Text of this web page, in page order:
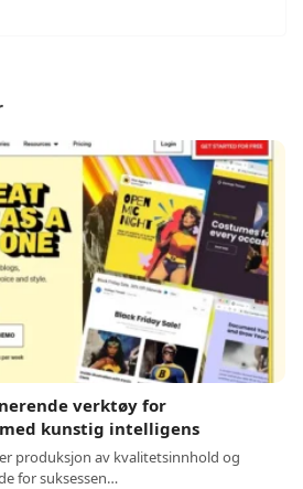
verktøy for
kunstig intelligens
produksjon av kvalitetsinnhold og
for suksessen…